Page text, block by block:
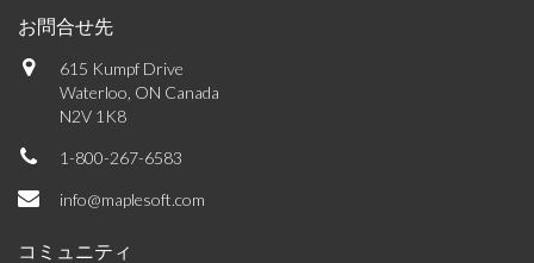
お問合せ先
615 Kumpf Drive
Waterloo, ON Canada
N2V 1K8
1-800-267-6583
info@maplesoft.com
コミュニティ